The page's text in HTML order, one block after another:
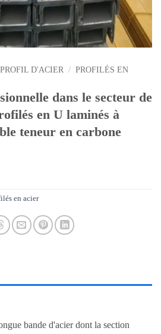
PROFIL D'ACIER / PROFILÉS EN
dans le secteur de
en U laminés à
teneur en carbone
en acier
bande d'acier dont la section